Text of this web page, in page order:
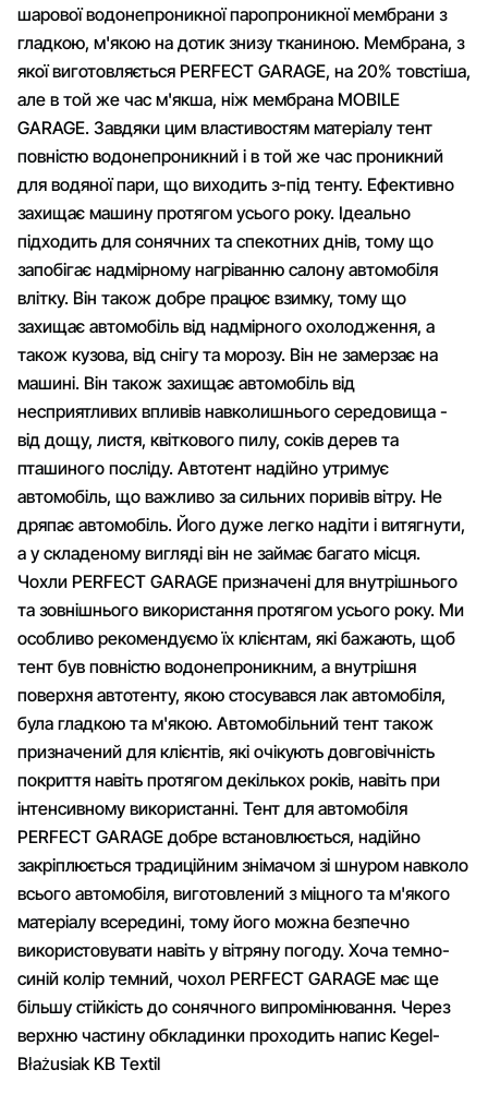
шарової водонепроникної паропроникної мембрани з
гладкою, м'якою на дотик знизу тканиною. Мембрана, з
якої виготовляється PERFECT GARAGE, на 20% товстіша,
але в той же час м'якша, ніж мембрана MOBILE
GARAGE. Завдяки цим властивостям матеріалу тент
повністю водонепроникний і в той же час проникний
для водяної пари, що виходить з-під тенту. Ефективно
захищає машину протягом усього року. Ідеально
підходить для сонячних та спекотних днів, тому що
запобігає надмірному нагріванню салону автомобіля
влітку. Він також добре працює взимку, тому що
захищає автомобіль від надмірного охолодження, а
також кузова, від снігу та морозу. Він не замерзає на
машині. Він також захищає автомобіль від
несприятливих впливів навколишнього середовища -
від дощу, листя, квіткового пилу, соків дерев та
пташиного посліду. Автотент надійно утримує
автомобіль, що важливо за сильних поривів вітру. Не
дряпає автомобіль. Його дуже легко надіти і витягнути,
а у складеному вигляді він не займає багато місця.
Чохли PERFECT GARAGE призначені для внутрішнього
та зовнішнього використання протягом усього року. Ми
особливо рекомендуємо їх клієнтам, які бажають, щоб
тент був повністю водонепроникним, а внутрішня
поверхня автотенту, якою стосувався лак автомобіля,
була гладкою та м'якою. Автомобільний тент також
призначений для клієнтів, які очікують довговічність
покриття навіть протягом декількох років, навіть при
інтенсивному використанні. Тент для автомобіля
PERFECT GARAGE добре встановлюється, надійно
закріплюється традиційним знімачом зі шнуром навколо
всього автомобіля, виготовлений з міцного та м'якого
матеріалу всередині, тому його можна безпечно
використовувати навіть у вітряну погоду. Хоча темно-
синій колір темний, чохол PERFECT GARAGE має ще
більшу стійкість до сонячного випромінювання. Через
верхню частину обкладинки проходить напис Kegel-
Błażusiak KB Textil